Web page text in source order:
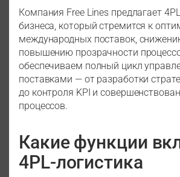
Компания Free Lines предлагает
бизнеса, который стремится к
международных поставок,
повышению прозрачности
обеспечиваем полный цикл
поставками — от разработки
до контроля KPI и
процессов.
Какие функции
4PL-логистика